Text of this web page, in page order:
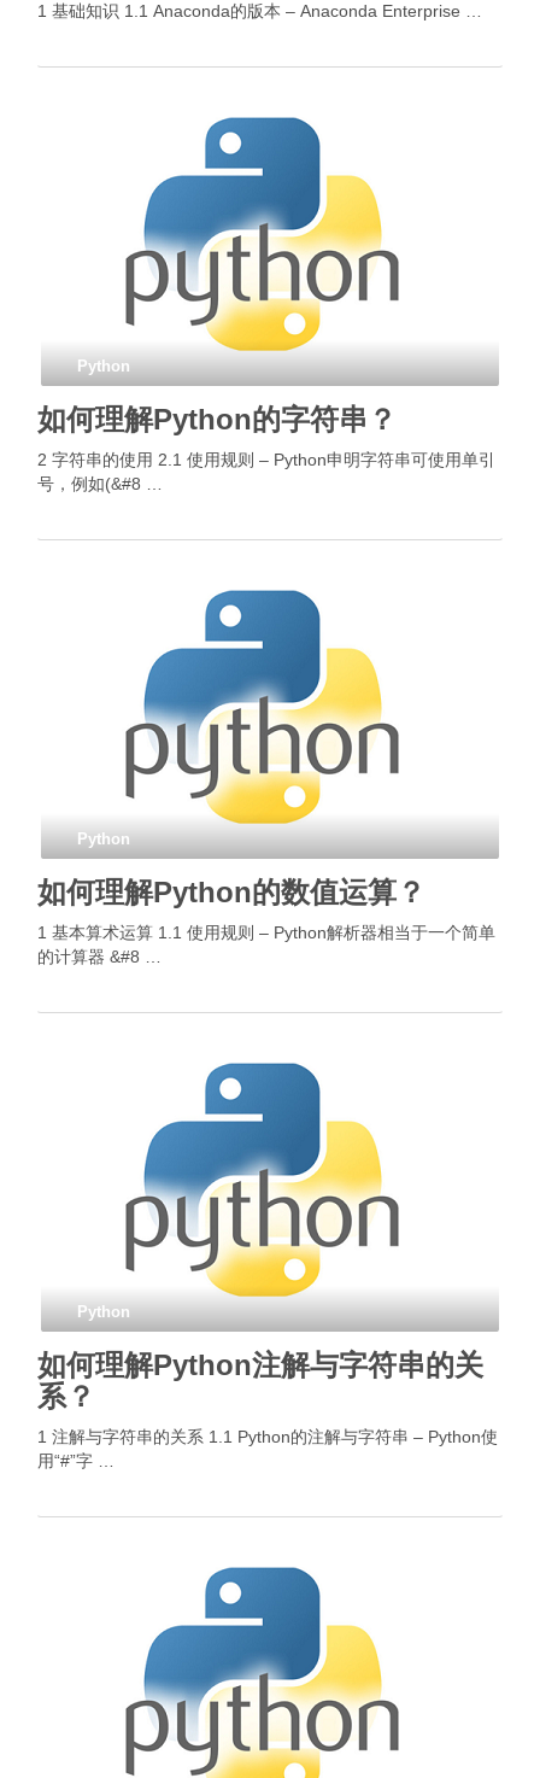
1 基础知识 1.1 Anaconda的版本 – Anaconda Enterprise …
Python
如何理解Python的字符串？
2 字符串的使用 2.1 使用规则 – Python申明字符串可使用单引
号，例如(&#8 …
Python
如何理解Python的数值运算？
1 基本算术运算 1.1 使用规则 – Python解析器相当于一个简单
的计算器 &#8 …
Python
如何理解Python注解与字符串的关
系？
1 注解与字符串的关系 1.1 Python的注解与字符串 – Python使
用“#”字 …